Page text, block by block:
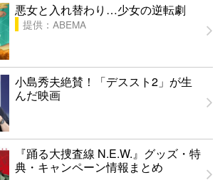
悪女と入れ替わり…少女の逆転劇
提供：ABEMA
小島秀夫絶賛！「デススト2」が生
んだ映画
『踊る大捜査線 N.E.W.』グッズ・特
典・キャンペーン情報まとめ